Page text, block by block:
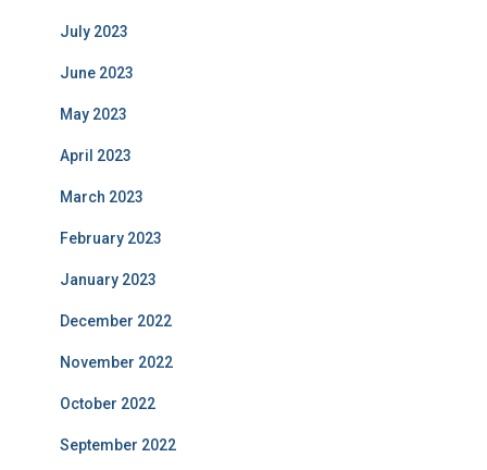
July 2023
June 2023
May 2023
April 2023
March 2023
February 2023
January 2023
December 2022
November 2022
October 2022
September 2022